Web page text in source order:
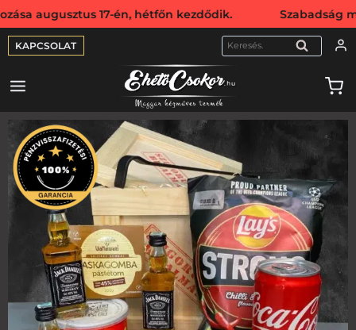
én, hétfőn kezdődik. Szabadság miatt
KAPCSOLAT KERESÉS